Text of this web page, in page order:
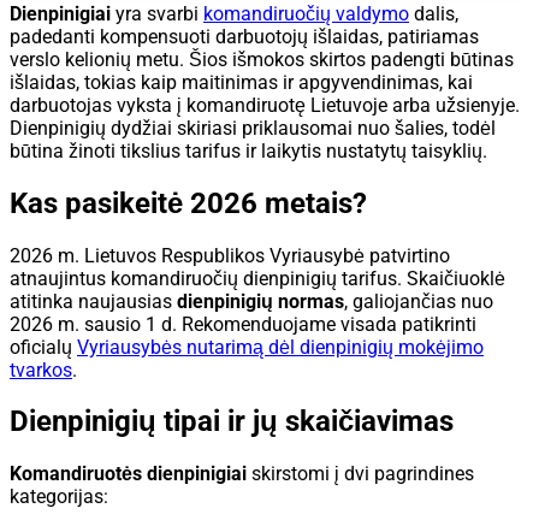
Dienpinigiai yra svarbi komandiruočių valdymo dalis,
padedanti kompensuoti darbuotojų išlaidas, patiriamas
verslo kelionių metu. Šios išmokos skirtos padengti būtinas
išlaidas, tokias kaip maitinimas ir apgyvendinimas, kai
darbuotojas vyksta į komandiruotę Lietuvoje arba užsienyje.
Dienpinigių dydžiai skiriasi priklausomai nuo šalies, todėl
būtina žinoti tikslius tarifus ir laikytis nustatytų taisyklių.
Kas pasikeitė 2026 metais?
2026 m. Lietuvos Respublikos Vyriausybė patvirtino
atnaujintus komandiruočių dienpinigių tarifus. Skaičiuoklė
atitinka naujausias dienpinigių normas, galiojančias nuo
2026 m. sausio 1 d. Rekomenduojame visada patikrinti
oficialų Vyriausybės nutarimą dėl dienpinigių mokėjimo
tvarkos.
Dienpinigių tipai ir jų skaičiavimas
Komandiruotės dienpinigiai skirstomi į dvi pagrindines
kategorijas: